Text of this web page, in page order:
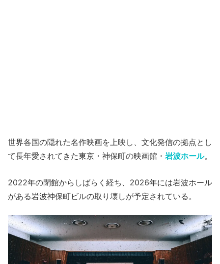
世界各国の隠れた名作映画を上映し、文化発信の拠点とし
て長年愛されてきた東京・神保町の映画館・ 岩波ホール。
2022年の閉館からしばらく経ち、2026年には岩波ホール
がある岩波神保町ビルの取り壊しが予定されている。